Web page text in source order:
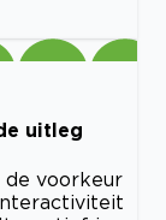
uitleg
voorkeur